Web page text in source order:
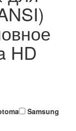
HD
Samsung